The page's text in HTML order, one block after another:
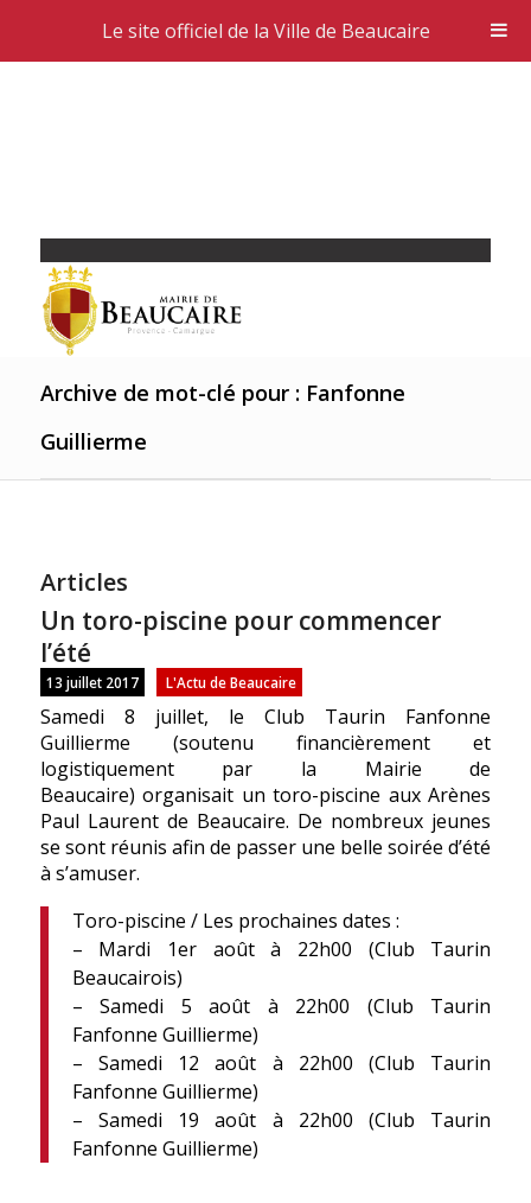
Archive de mot-clé pour : Fanfonne
Guillierme
Articles
Un toro-piscine pour commencer
l’été
13 juillet 2017 L'Actu de Beaucaire
Samedi 8 juillet, le Club Taurin Fanfonne
Guillierme (soutenu financièrement et
logistiquement par la Mairie de
Beaucaire) organisait untoro-piscine aux Arènes
Paul Laurent de Beaucaire. De nombreux jeunes
se sont réunis afin de passer une belle soirée d’été
à s’amuser.
Toro-piscine / Les prochaines dates :
– Mardi 1er août à 22h00 (Club Taurin
Beaucairois)
– Samedi 5 août à 22h00 (Club Taurin
Fanfonne Guillierme)
– Samedi 12 août à 22h00 (Club Taurin
Fanfonne Guillierme)
– Samedi 19 août à 22h00 (Club Taurin
Fanfonne Guillierme)
Le site officiel de la Ville de Beaucaire